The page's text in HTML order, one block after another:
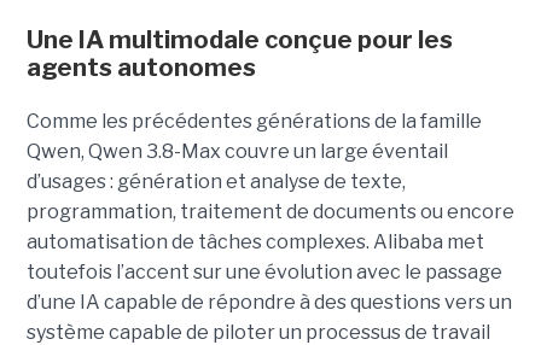
Une IA multimodale conçue pour les
agents autonomes
Comme les précédentes générations de la famille
Qwen, Qwen 3.8-Max couvre un large éventail
d’usages : génération et analyse de texte,
programmation, traitement de documents ou encore
automatisation de tâches complexes. Alibaba met
toutefois l’accent sur une évolution avec le passage
d’une IA capable de répondre à des questions vers un
système capable de piloter un processus de travail